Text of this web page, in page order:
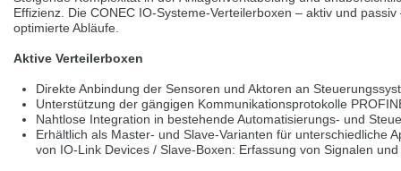
selected one. This website is also available in German. Would you like to
switch to the German version?
Wir haben erkannt, dass ihr Browser eine andere Sprache als die derzeit
angezeigte bevorzugt. Diese Webseite ist auch auf Deutsch verfügbar.
Möchten Sie zur Deutschen Version wechseln?
Zur deutschen Version wechseln Auf dieser Version bleiben
Effizienz. Die CONEC IO‑Systeme‑Verteilerboxen – aktiv und
optimierte Abläufe.
Aktive Verteilerboxen
Direkte Anbindung der Sensoren und Aktoren an
Unterstützung der gängigen Kommunikationsprotokolle
Nahtlose Integration in bestehende Automatisierungs- und
Erhältlich als Master- und Slave-Varianten für unterschiedliche
von IO-Link Devices / Slave-Boxen: Erfassung von Signalen